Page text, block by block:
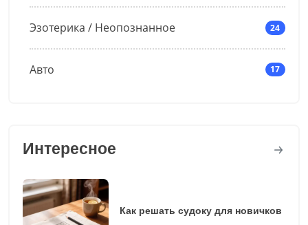
Эзотерика / Неопознанное 24
Авто 17
Интересное
Как решать судоку для новичков